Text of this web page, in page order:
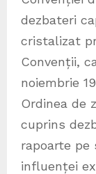
dezbateri
cristalizat
Convenții,
noiembrie
Ordinea de
cuprins
rapoarte pe
influenței